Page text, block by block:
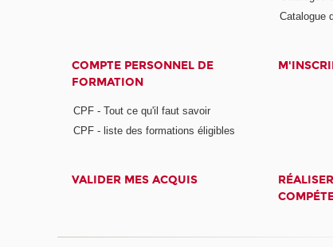
Catalogue
COMPTE PERSONNEL DE
FORMATION
CPF - Tout ce qu'il faut savoir
CPF - liste des formations éligibles
VALIDER MES ACQUIS